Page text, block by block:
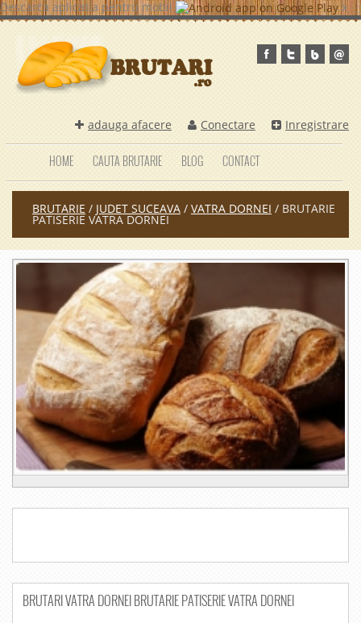
Descarca aplicatia pentru mobil x
adauga afacere Conectare Inregistrare
HOME CAUTA BRUTARIE BLOG CONTACT
BRUTARIE / JUDET SUCEAVA / VATRA DORNEI / BRUTARIE
PATISERIE VATRA DORNEI
BRUTARI VATRA DORNEI BRUTARIE PATISERIE VATRA DORNEI